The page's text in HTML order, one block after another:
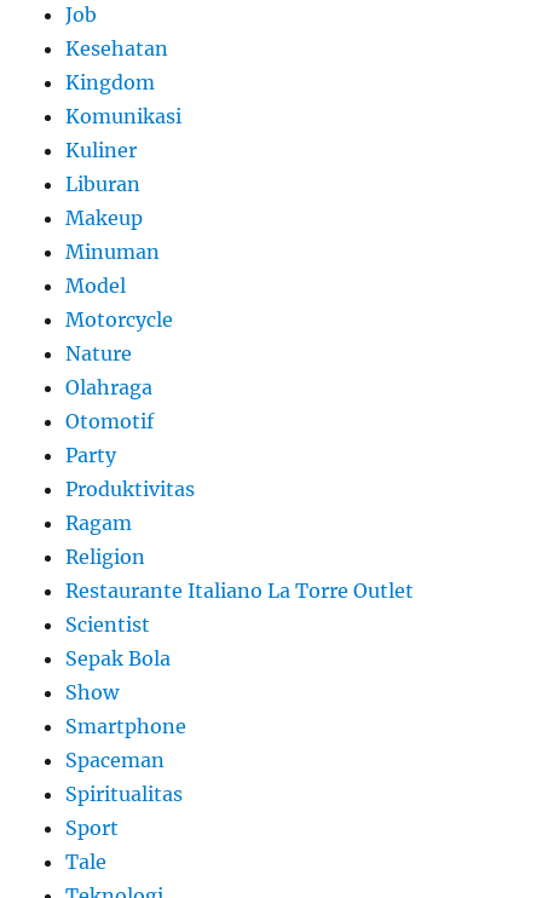
Job
Kesehatan
Kingdom
Komunikasi
Kuliner
Liburan
Makeup
Minuman
Model
Motorcycle
Nature
Olahraga
Otomotif
Party
Produktivitas
Ragam
Religion
Restaurante Italiano La Torre Outlet
Scientist
Sepak Bola
Show
Smartphone
Spaceman
Spiritualitas
Sport
Tale